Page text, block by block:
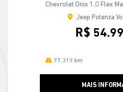
Chevrolet Onix 1.0 Flex
Jeep Potenza
R$
77.319 km
MAIS